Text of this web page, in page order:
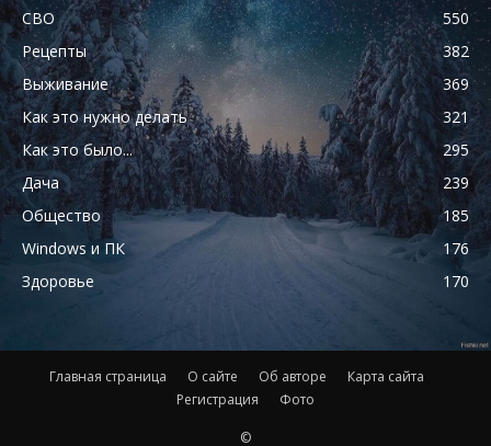
СВО
550
Рецепты
382
Выживание
369
Как это нужно делать
321
Как это было...
295
Дача
239
Общество
185
Windows и ПК
176
Здоровье
170
Главная страница О сайте Об авторе
Карта сайта
Регистрация
Фото
©